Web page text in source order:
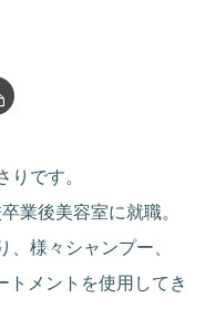
りです。
業後美容室に就職。
様々シャンプー、
トメントを使用してき